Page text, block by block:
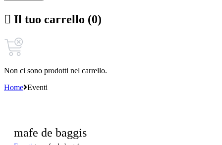
Il tuo carrello (0)
Non ci sono prodotti nel carrello.
Home Eventi
mafe de baggis